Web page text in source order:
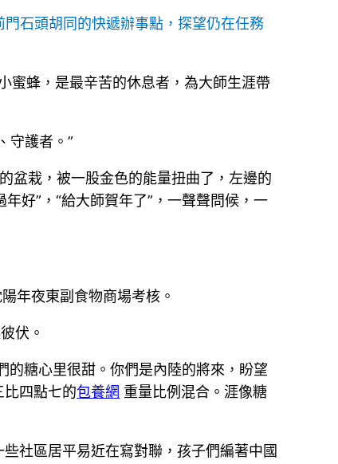
石頭胡同的快遞辦事點，探望仍在任務
蜜蜂，是最辛苦的休息者，為大師生涯帶
守護者。”
盆栽，被一股金色的能量扭曲了，左邊的
年好”，“給大師賀年了”，一聲聲問候，一
年夜東副食物商場考核。
伏。
的糖心里很甜。你們是內陸的將來，盼望
比四點七的包養網 重量比例混合。涯像糖
些社區居平易近在寫對聯，孩子們編著中國